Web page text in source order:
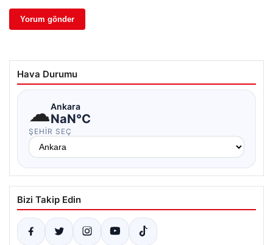
Hava Durumu
☁Ankara
NaN°C
ŞEHIR SEÇ
Bizi Takip Edin